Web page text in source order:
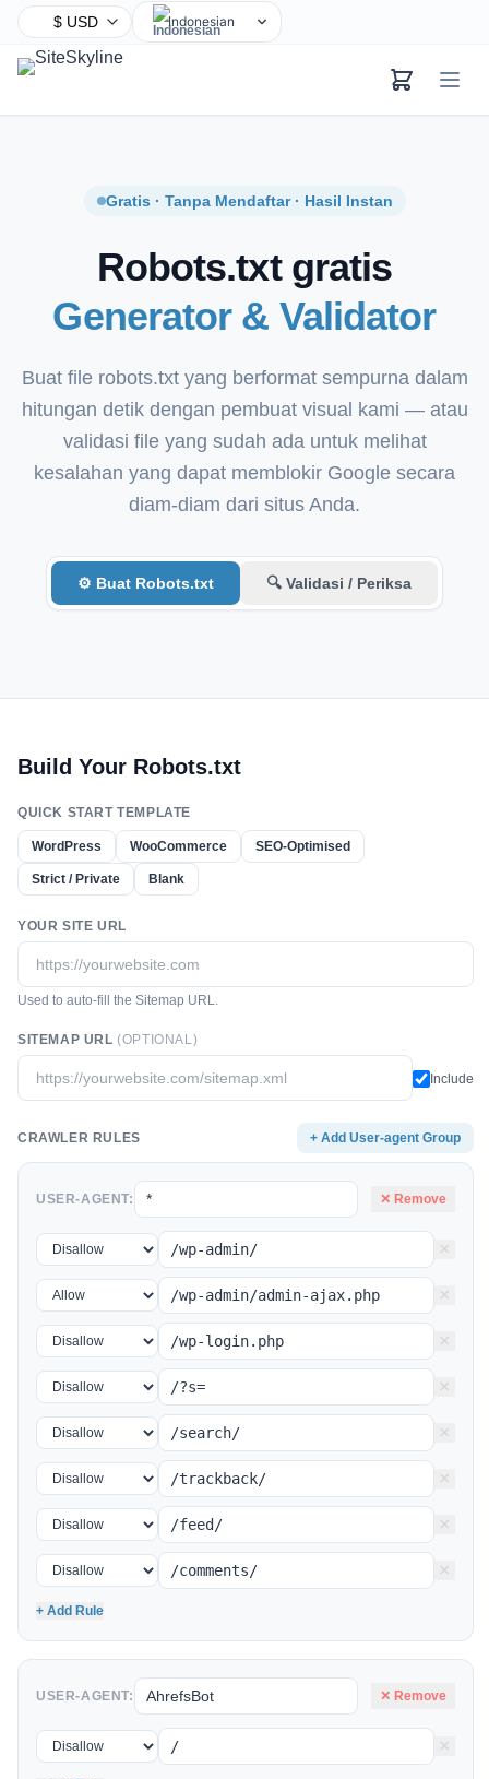
Indonesian
Bengali
Russian
German
Japanese
Turkish
Korean
Italian
Danish
Polish
Gratis · Tanpa Mendaftar · Hasil Instan
Robots.txt gratis
Generator & Validator
Buat file robots.txt yang berformat sempurna dalam
hitungan detik dengan pembuat visual kami — atau
validasi file yang sudah ada untuk melihat
kesalahan yang dapat memblokir Google secara
diam-diam dari situs Anda.
⚙ Buat Robots.txt 🔍 Validasi / Periksa
Build Your Robots.txt
QUICK START TEMPLATE
WordPress WooCommerce SEO-Optimised
Strict / Private Blank
YOUR SITE URL
Used to auto-fill the Sitemap URL.
SITEMAP URL (OPTIONAL)
Include
CRAWLER RULES + Add User-agent Group
USER-AGENT: ✕ Remove
×
×
×
×
×
×
×
×
+ Add Rule
USER-AGENT: ✕ Remove
×